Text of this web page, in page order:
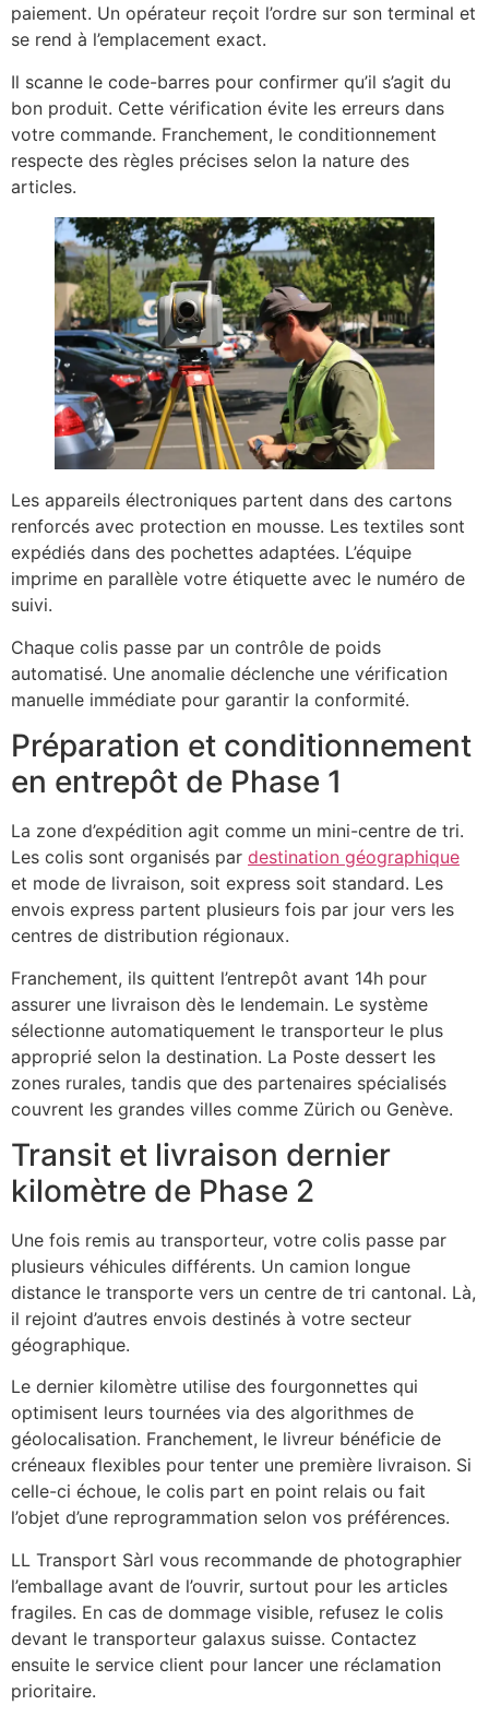
paiement. Un opérateur reçoit l’ordre sur son terminal et
se rend à l’emplacement exact.
Il scanne le code-barres pour confirmer qu’il s’agit du
bon produit. Cette vérification évite les erreurs dans
votre commande. Franchement, le conditionnement
respecte des règles précises selon la nature des
articles.
Les appareils électroniques partent dans des cartons
renforcés avec protection en mousse. Les textiles sont
expédiés dans des pochettes adaptées. L’équipe
imprime en parallèle votre étiquette avec le numéro de
suivi.
Chaque colis passe par un contrôle de poids
automatisé. Une anomalie déclenche une vérification
manuelle immédiate pour garantir la conformité.
Préparation et conditionnement
en entrepôt de Phase 1
La zone d’expédition agit comme un mini-centre de tri.
Les colis sont organisés par destination géographique
et mode de livraison, soit express soit standard. Les
envois express partent plusieurs fois par jour vers les
centres de distribution régionaux.
Franchement, ils quittent l’entrepôt avant 14h pour
assurer une livraison dès le lendemain. Le système
sélectionne automatiquement le transporteur le plus
approprié selon la destination. La Poste dessert les
zones rurales, tandis que des partenaires spécialisés
couvrent les grandes villes comme Zürich ou Genève.
Transit et livraison dernier
kilomètre de Phase 2
Une fois remis au transporteur, votre colis passe par
plusieurs véhicules différents. Un camion longue
distance le transporte vers un centre de tri cantonal. Là,
il rejoint d’autres envois destinés à votre secteur
géographique.
Le dernier kilomètre utilise des fourgonnettes qui
optimisent leurs tournées via des algorithmes de
géolocalisation. Franchement, le livreur bénéficie de
créneaux flexibles pour tenter une première livraison. Si
celle-ci échoue, le colis part en point relais ou fait
l’objet d’une reprogrammation selon vos préférences.
LL Transport Sàrl vous recommande de photographier
l’emballage avant de l’ouvrir, surtout pour les articles
fragiles. En cas de dommage visible, refusez le colis
devant le transporteur galaxus suisse. Contactez
ensuite le service client pour lancer une réclamation
prioritaire.